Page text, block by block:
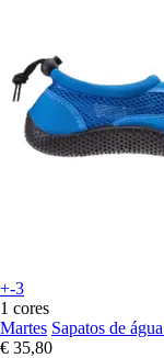
+-3
1 cores
Martes Sapatos de
€ 35,80